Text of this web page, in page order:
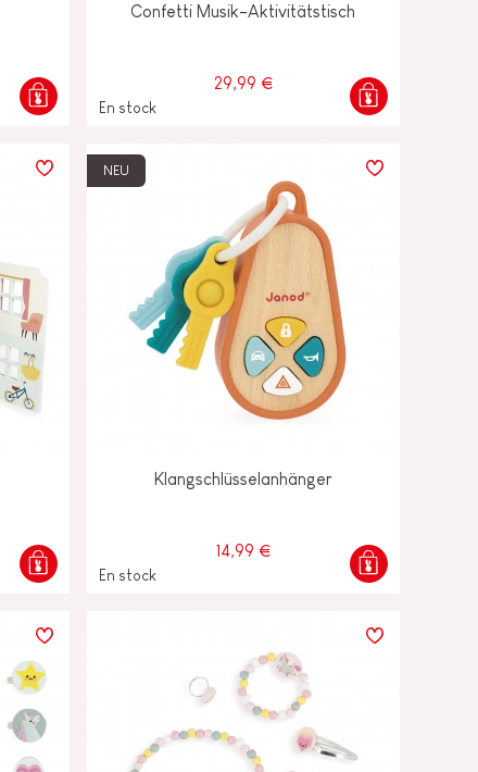
Confetti Musik-Aktivitätstisch
29,99 €
En stock
NEU
Klangschlüsselanhänger
14,99 €
En stock